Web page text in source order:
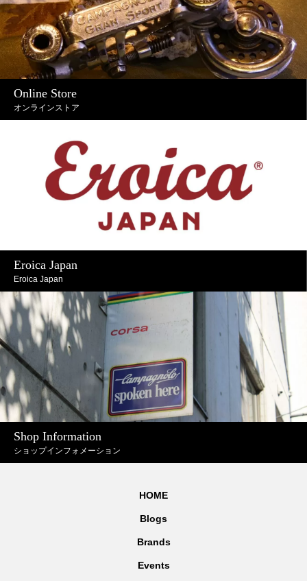
Online Store
オンラインストア
Eroica Japan
Eroica Japan
Shop Information
ショップインフォメーション
HOME
Blogs
Brands
Events